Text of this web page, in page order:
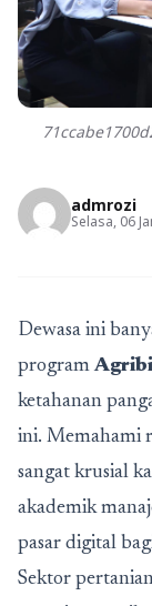
admrozi
Selasa, 06
Dewasa ini
program
ketahanan
ini. Memahami
sangat krusial
akademik
pasar digital
Sektor